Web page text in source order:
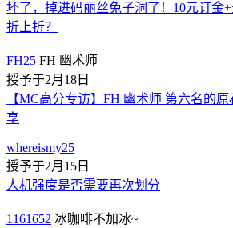
坏了，掉进码丽丝兔子洞了！10元订金
折上折？
FH25 FH 幽术师
授予于2月18日
【MC高分专访】FH 幽术师 第六名的
享
whereismy25
授予于2月15日
人机强度是否需要再次划分
1161652 冰咖啡不加冰~